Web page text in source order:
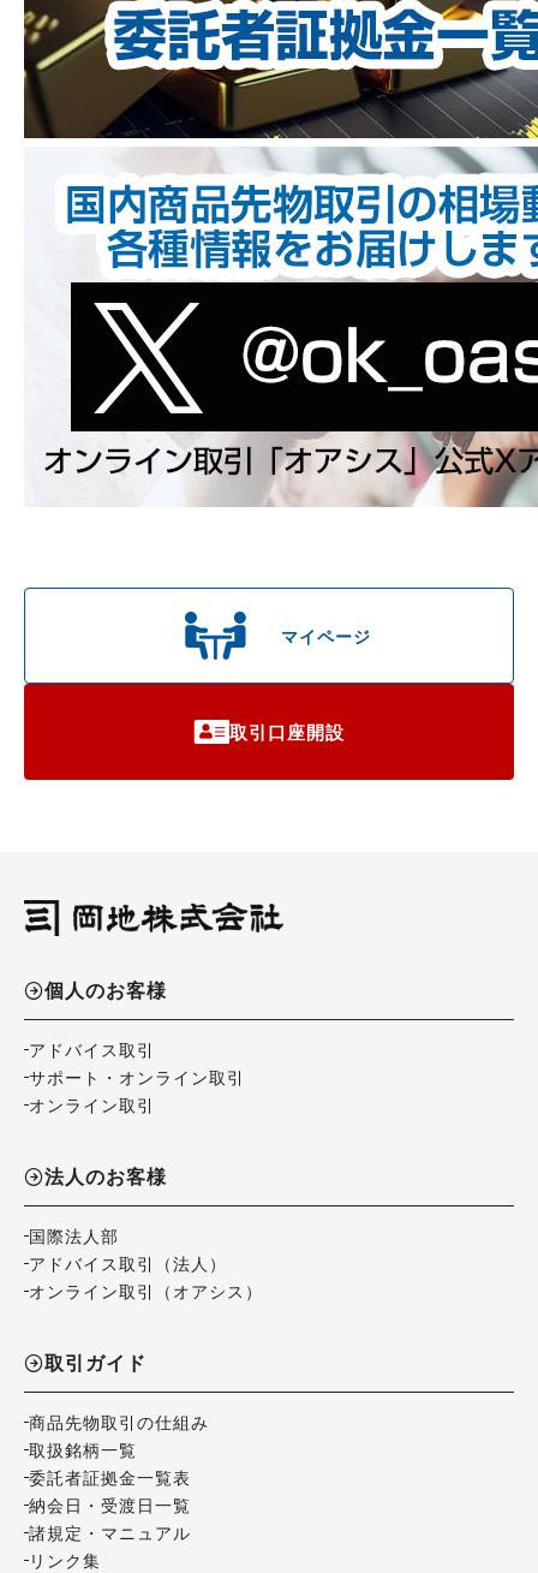
商品デリバティブ取引（現物売買を含む）及
び商品関連市場デリバティブ取引のご案内及
び勧誘、契約締結、審査等及びこれに付随す
る一切の業務。
市場調査、並びにデータ分析やアンケートの
実施等による当社業務やサービス開発のた
め。
セミナー開催や新サービス紹介のご案内のた
め。
その他、当社への問い合わせに回答するた
め。
上記対応のため、電話、郵便、電子メール、その
他の方法で御連絡を差し上げる場合があります。
当社の個人情報の取扱いに関するお問い合わせ、
苦情、開示、削除、訂正、利用停止等につきまし
東京都中央区新川1丁目21－2 茅場町タワー12
03-5540-8422
受付時間 午前9時から午後5時（月～金曜日）
マイページ
取引口座開設
個人のお客様
アドバイス取引
サポート・オンライン取引
オンライン取引
法人のお客様
国際法人部
アドバイス取引（法人）
オンライン取引（オアシス）
取引ガイド
商品先物取引の仕組み
取扱銘柄一覧
委託者証拠金一覧表
納会日・受渡日一覧
諸規定・マニュアル
リンク集